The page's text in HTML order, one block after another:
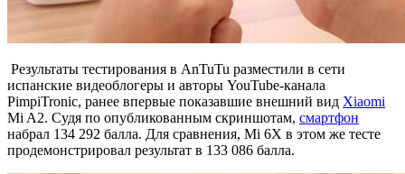
Результаты тестирования в AnTuTu разместили в сети
испанские видеоблогеры и авторы YouTube-канала
PimpiTronic, ранее впервые показавшие внешний вид Xiaomi
Mi A2. Судя по опубликованным скриншотам, смартфон
набрал 134 292 балла. Для сравнения, Mi 6X в этом же тесте
продемонстрировал результат в 133 086 балла.